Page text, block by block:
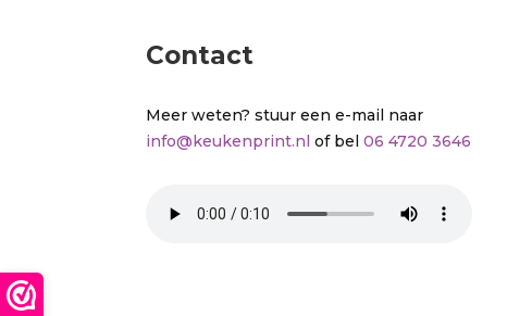
Contact
Meer weten? stuur een e-mail naar
info@keukenprint.nl of bel06 4720 3646